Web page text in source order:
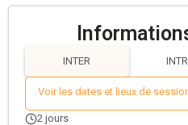
spécifiques. Vous repartez avec
clés en main et une vision claire
workflows professionnels.
INTER
Voir les dates et lieux de
2 jours